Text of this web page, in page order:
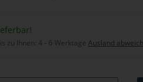
zu Ihnen: 4 - 6 Werktage Ausland